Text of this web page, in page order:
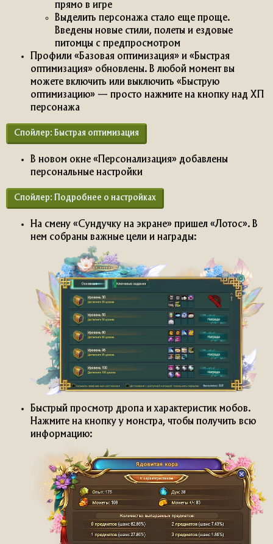
прямо в игре
Выделить персонажа стало еще проще.
Введены новые стили, полеты и ездовые
питомцы с предпросмотром
Профили «Базовая оптимизация» и «Быстрая
оптимизация» обновлены. В любой момент вы
можете включить или выключить «Быструю
оптимизацию» — просто нажмите на кнопку над ХП
персонажа
Спойлер: Быстрая оптимизация
В новом окне «Персонализация» добавлены
персональные настройки
Спойлер: Подробнее о настройках
На смену «Сундучку на экране» пришел «Лотос». В
нем собраны важные цели и награды:
Быстрый просмотр дропа и характеристик мобов.
Нажмите на кнопку у монстра, чтобы получить всю
информацию: